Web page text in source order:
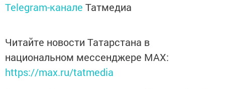
Telegram-канале Татмедиа
Читайте новости Татарстана в
национальном мессенджере MАХ:
https://max.ru/tatmedia